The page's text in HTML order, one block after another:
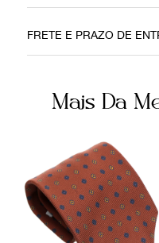
Tecido
800448
FRETE E PRAZO DE
Mais Da